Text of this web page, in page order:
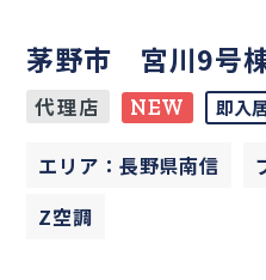
茅野市 宮川9号
代理店 NEW 即入
エリア：長野県南信
Z空調